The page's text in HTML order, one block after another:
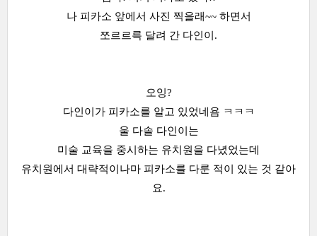
나 피카소 앞에서 사진 찍을래~~ 하면서
쪼르르륵 달려 간 다인이.
오잉?
다인이가 피카소를 알고 있었네욤 ㅋㅋㅋ
울 다솔 다인이는
미술 교육을 중시하는 유치원을 다녔었는데
유치원에서 대략적이나마 피카소를 다룬 적이 있는 것 같아
요.